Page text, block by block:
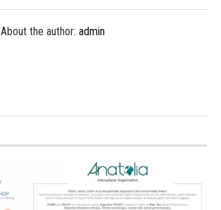
About the author: admin